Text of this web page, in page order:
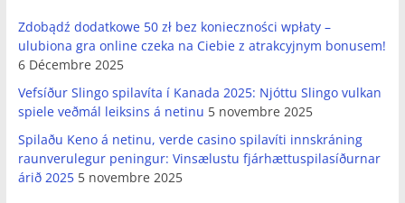
Zdobądź dodatkowe 50 zł bez konieczności wpłaty –
ulubiona gra online czeka na Ciebie z atrakcyjnym bonusem!
6 Décembre 2025
Vefsíður Slingo spilavíta í Kanada 2025: Njóttu Slingo vulkan
spiele veðmál leiksins á netinu 5 novembre 2025
Spilaðu Keno á netinu, verde casino spilavíti innskráning
raunverulegur peningur: Vinsælustu fjárhættuspilasíðurnar
árið 2025 5 novembre 2025